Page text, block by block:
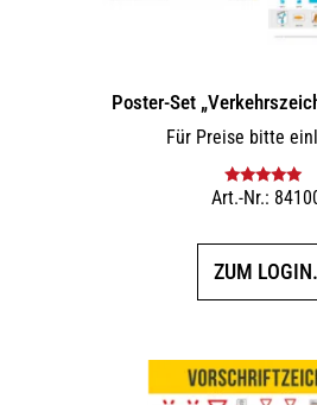
Poster-Set
Für Preise bitte
Bewertet mit
Art.-Nr.:
ZUM LOGIN.